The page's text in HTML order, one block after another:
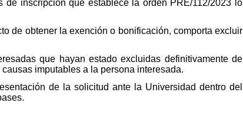
inscripción que establece la orden PRE/112/2023 lo
de obtener la exención o bonificación, comporta excluir
que hayan estado excluidas definitivamente de
imputables a la persona interesada.
de la solicitud ante la Universidad dentro del